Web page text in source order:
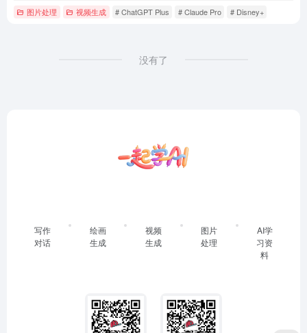
图片处理 视频生成 # ChatGPT Plus # Claude Pro # Disney+
没有了
写作
对话
绘画
生成
视频
生成
图片
处理
AI学
习资
料